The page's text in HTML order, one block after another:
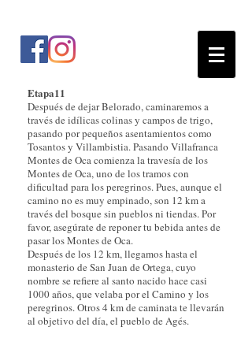
Etapa11
Después de dejar Belorado, caminaremos a
través de idílicas colinas y campos de trigo,
pasando por pequeños asentamientos como
Tosantos y Villambistia. Pasando Villafranca
Montes de Oca comienza la travesía de los
Montes de Oca, uno de los tramos con
dificultad para los peregrinos. Pues, aunque el
camino no es muy empinado, son 12 km a
través del bosque sin pueblos ni tiendas. Por
favor, asegúrate de reponer tu bebida antes de
pasar los Montes de Oca.
Después de los 12 km, llegamos hasta el
monasterio de San Juan de Ortega, cuyo
nombre se refiere al santo nacido hace casi
1000 años, que velaba por el Camino y los
peregrinos. Otros 4 km de caminata te llevarán
al objetivo del día, el pueblo de Agés.